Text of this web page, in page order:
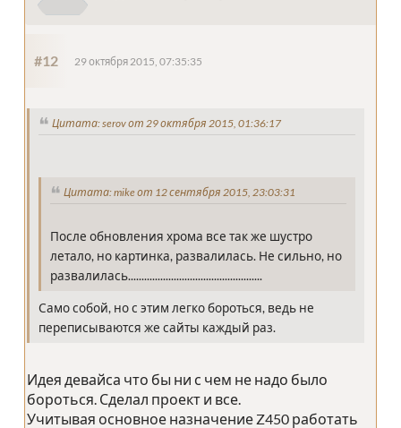
#12 29 октября 2015, 07:35:35
Цитата: serov от 29 октября 2015, 01:36:17
Цитата: mike от 12 сентября 2015, 23:03:31
После обновления хрома все так же шустро
летало, но картинка, развалилась. Не сильно, но
развалилась..................................................
Само собой, но с этим легко бороться, ведь не
переписываются же сайты каждый раз.
Идея девайса что бы ни с чем не надо было
бороться. Сделал проект и все.
Учитывая основное назначение Z450 работать